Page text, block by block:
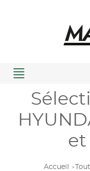
Menu
et
Accueil